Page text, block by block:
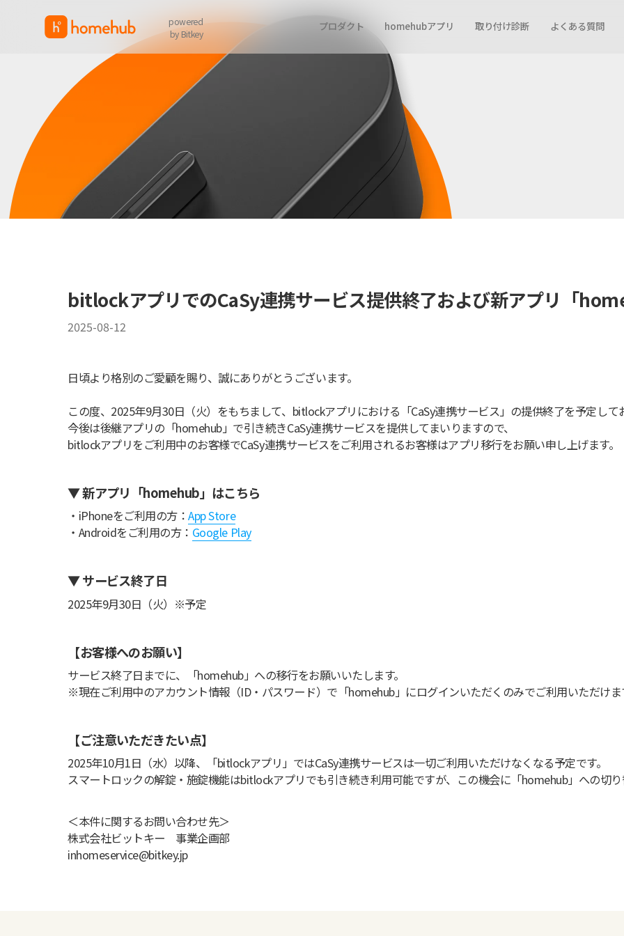
powered
by Bitkey
プロダクト homehubアプリ 取り付け診断 よくある質問
bitlockアプリでのCaSy連携サービス提供終了および新アプリ「
2025-08-12
日頃より格別のご愛顧を賜り、誠にありがとうございます。
この度、2025年9月30日（火）をもちまして、bitlockアプリにおける「CaSy連携サービス」の提供終了を予定して
今後は後継アプリの「homehub」で引き続きCaSy連携サービスを提供してまいりますので、
bitlockアプリをご利用中のお客様でCaSy連携サービスをご利用されるお客様はアプリ移行をお願い申し上げます。
▼ 新アプリ「homehub」はこちら
・iPhoneをご利用の方：App Store
・Androidをご利用の方： Google Play
▼ サービス終了日
2025年9月30日（火）※予定
【お客様へのお願い】
サービス終了日までに、「homehub」への移行をお願いいたします。
※現在ご利用中のアカウント情報（ID・パスワード）で「homehub」にログインいただくのみでご利用いただけま
【ご注意いただきたい点】
2025年10月1日（水）以降、「bitlockアプリ」ではCaSy連携サービスは一切ご利用いただけなくなる予定です。
スマートロックの解錠・施錠機能はbitlockアプリでも引き続き利用可能ですが、この機会に「homehub」への切り
＜本件に関するお問い合わせ先＞
株式会社ビットキー 事業企画部
inhomeservice@bitkey.jp